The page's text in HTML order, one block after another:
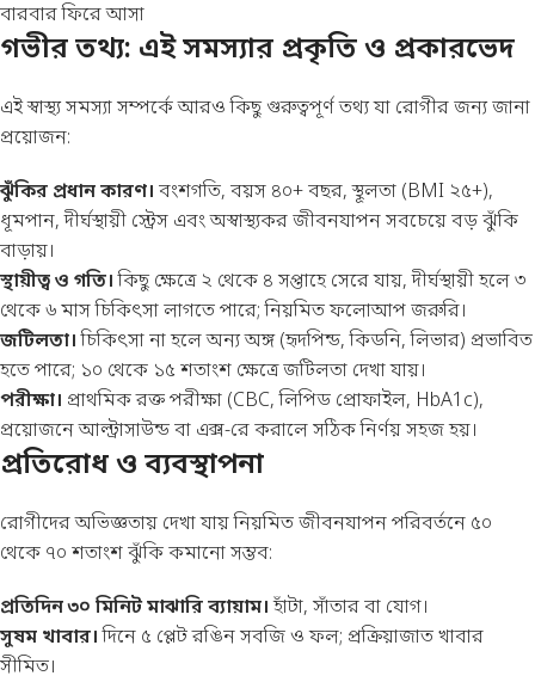
বারবার ফিরে আসা
গভীর তথ্য: এই সমস্যার প্রকৃতি ও প্রকারভেদ
এই স্বাস্থ্য সমস্যা সম্পর্কে আরও কিছু গুরুত্বপূর্ণ তথ্য যা রোগীর জন্য জানা
প্রয়োজন:
ঝুঁকির প্রধান কারণ। বংশগতি, বয়স ৪০+ বছর, স্থূলতা (BMI ২৫+),
ধূমপান, দীর্ঘস্থায়ী স্ট্রেস এবং অস্বাস্থ্যকর জীবনযাপন সবচেয়ে বড় ঝুঁকি
বাড়ায়।
স্থায়ীত্ব ও গতি।কিছু ক্ষেত্রে ২ থেকে ৪ সপ্তাহে সেরে যায়, দীর্ঘস্থায়ী হলে ৩
থেকে ৬ মাস চিকিৎসা লাগতে পারে; নিয়মিত ফলোআপ জরুরি।
জটিলতা।চিকিৎসা না হলে অন্য অঙ্গ (হৃদপিন্ড, কিডনি, লিভার) প্রভাবিত
হতে পারে; ১০ থেকে ১৫ শতাংশ ক্ষেত্রে জটিলতা দেখা যায়।
পরীক্ষা। প্রাথমিক রক্ত পরীক্ষা (CBC, লিপিড প্রোফাইল, HbA1c),
প্রয়োজনে আল্ট্রাসাউন্ড বা এক্স-রে করালে সঠিক নির্ণয় সহজ হয়।
প্রতিরোধ ও ব্যবস্থাপনা
রোগীদের অভিজ্ঞতায় দেখা যায় নিয়মিত জীবনযাপন পরিবর্তনে ৫০
থেকে ৭০ শতাংশ ঝুঁকি কমানো সম্ভব:
প্রতিদিন ৩০ মিনিট মাঝারি ব্যায়াম।হাঁটা, সাঁতার বা যোগ।
সুষম খাবার।দিনে ৫ প্লেট রঙিন সবজি ও ফল; প্রক্রিয়াজাত খাবার
সীমিত।